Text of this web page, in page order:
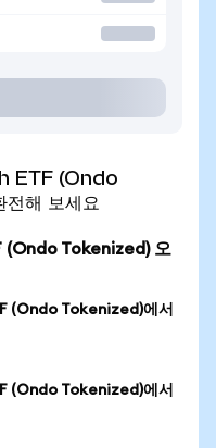
ETF (Ondo
해 보세요
(Ondo Tokenized) 오
(Ondo Tokenized)에서
(Ondo Tokenized)에서